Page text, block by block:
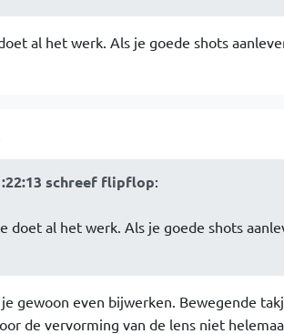
al het werk. Als je goede shots
schreef flipflop:
doet al het werk. Als je goede shots
gewoon even bijwerken. Bewegende
de vervorming van de lens niet